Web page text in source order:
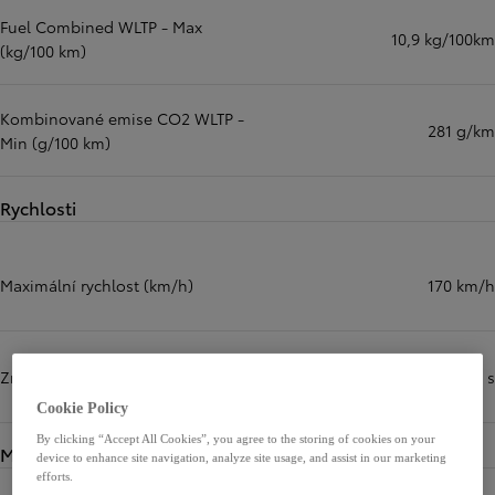
Fuel Combined WLTP - Max
(kg/100 km)
10,9 kg/100km
Kombinované emise CO2 WLTP -
Min (g/100 km)
281 g/km
Rychlosti
Maximální rychlost (km/h) 170 km/h
Zrychlení z 0 na 100 km/h (s) 12,3 s
Motory
Cookie Policy
By clicking “Accept All Cookies”, you agree to the storing of cookies on your
device to enhance site navigation, analyze site usage, and assist in our marketing
efforts.